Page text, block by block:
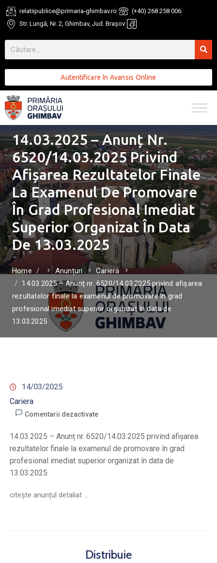
relatiipublice@primaria-ghimbav.ro
(+40) 268 258 006
Str. Lungă, Nr. 2, Ghimbav, Jud. Brașov
Autentificare în Avansis Online
14.03.2025 – Anunț Nr.
6520/14.03.2025 Privind
Afișarea Rezultatelor Finale
La Examenul De Promovare
În Grad Profesional Imediat
Superior Organizat În Data
De 13.03.2025
Home Anunțuri
Cariera
14.03.2025 – Anunț nr. 6520/14.03.2025 privind afișarea
rezultatelor finale la examenul de promovare în grad
profesional imediat superior organizat în data de
13.03.2025
14/03/2025
Cariera
Comentarii dezactivate
14.03.2025 – Anunț nr. 6520/14.03.2025 privind afișarea
rezultatelor finale la examenul de promovare în grad
profesional imediat superior organizat în data de
13.03.2025
citește anunțul detaliat …
Distribuie